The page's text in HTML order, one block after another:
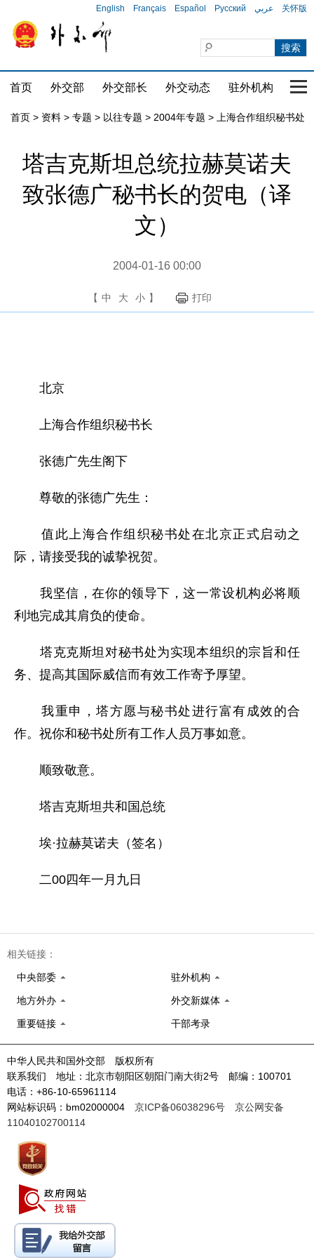
English Français Español Русский عربي 关怀版
首页 外交部 外交部长 外交动态 驻外机构 国
首页 > 资料 > 专题 > 以往专题 > 2004年专题 > 上海合作组织秘书处
塔吉克斯坦总统拉赫莫诺夫
致张德广秘书长的贺电（译
文）
2004-01-16 00:00
【 中 大 小 】 打印
北京
上海合作组织秘书长
张德广先生阁下
尊敬的张德广先生：
值此上海合作组织秘书处在北京正式启动之
际，请接受我的诚挚祝贺。
我坚信，在你的领导下，这一常设机构必将顺
利地完成其肩负的使命。
塔克克斯坦对秘书处为实现本组织的宗旨和任
务、提高其国际威信而有效工作寄予厚望。
我重申，塔方愿与秘书处进行富有成效的合
作。祝你和秘书处所有工作人员万事如意。
顺致敬意。
塔吉克斯坦共和国总统
埃·拉赫莫诺夫（签名）
二00四年一月九日
相关链接：
中央部委 驻外机构
地方外办 外交新媒体
重要链接 干部考录
中华人民共和国外交部 版权所有
联系我们 地址：北京市朝阳区朝阳门南大街2号 邮编：100701
电话：+86-10-65961114
网站标识码：bm02000004 京ICP备06038296号
京公网安备
11040102700114